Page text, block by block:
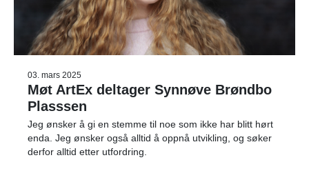
03. mars 2025
Møt ArtEx deltager Synnøve Brøndbo
Plasssen
Jeg ønsker å gi en stemme til noe som ikke har blitt hørt
enda. Jeg ønsker også alltid å oppnå utvikling, og søker
derfor alltid etter utfordring.